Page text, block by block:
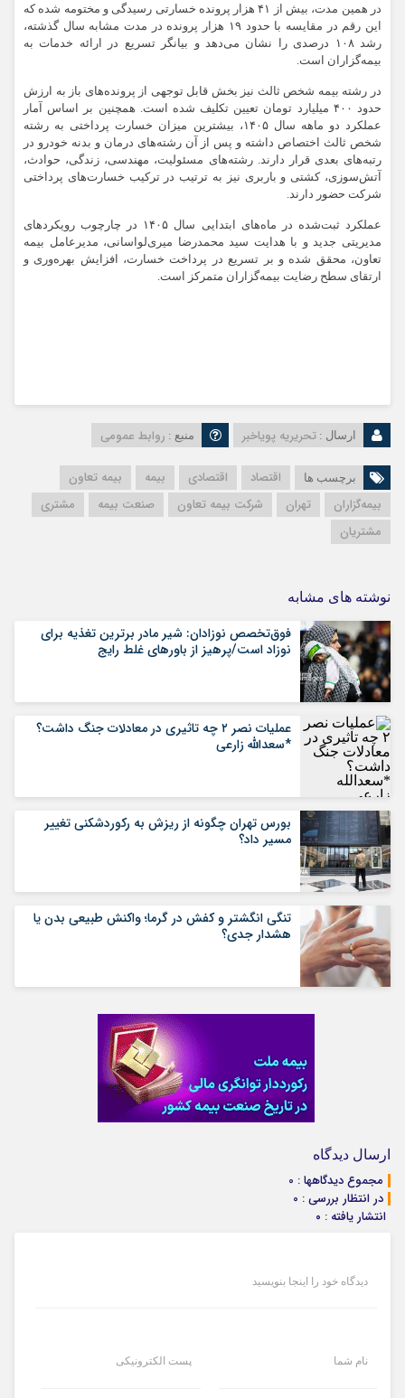
در همین مدت، بیش از ۴۱ هزار پرونده خسارتی رسیدگی و مختومه شده که
این رقم در مقایسه با حدود ۱۹ هزار پرونده در مدت مشابه سال گذشته،
رشد ۱۰۸ درصدی را نشان می‌دهد و بیانگر تسریع در ارائه خدمات به
بیمه‌گزاران است.
در رشته بیمه شخص ثالث نیز بخش قابل توجهی از پرونده‌های باز به ارزش
حدود ۴۰۰ میلیارد تومان تعیین تکلیف شده است. همچنین بر اساس آمار
عملکرد دو ماهه سال ۱۴۰۵، بیشترین میزان خسارت پرداختی به رشته
شخص ثالث اختصاص داشته و پس از آن رشته‌های درمان و بدنه خودرو در
رتبه‌های بعدی قرار دارند. رشته‌های مسئولیت، مهندسی، زندگی، حوادث،
آتش‌سوزی، کشتی و باربری نیز به ترتیب در ترکیب خسارت‌های پرداختی
شرکت حضور دارند.
عملکرد ثبت‌شده در ماه‌های ابتدایی سال ۱۴۰۵ در چارچوب رویکردهای
مدیریتی جدید و با هدایت سید محمدرضا میری‌لواسانی، مدیرعامل بیمه
تعاون، محقق شده و بر تسریع در پرداخت خسارت، افزایش بهره‌وری و
ارتقای سطح رضایت بیمه‌گزاران متمرکز است.
ارسال : تحریریه پویاخبر منبع : روابط عمومی
برچسب ها اقتصاد اقتصادی بیمه
بیمه تعاون
بیمه‌گزاران
تهران شرکت بیمه تعاون صنعت بیمه
مشتری
مشتریان
نوشته های مشابه
فوق‌تخصص نوزادان: شیر مادر برترین تغذیه برای
نوزاد است/پرهیز از باورهای غلط رایج
عملیات نصر ۲ چه تاثیری در معادلات جنگ داشت؟
*سعدالله زارعی
بورس تهران چگونه از ریزش به رکوردشکنی تغییر
مسیر داد؟
تنگی انگشتر و کفش در گرما؛ واکنش طبیعی بدن یا
هشدار جدی؟
ارسال دیدگاه
مجموع دیدگاهها : 0
در انتظار بررسی : 0
انتشار یافته : ۰
دیدگاه خود را اینجا بنویسید
نام شما پست الکترونیکی